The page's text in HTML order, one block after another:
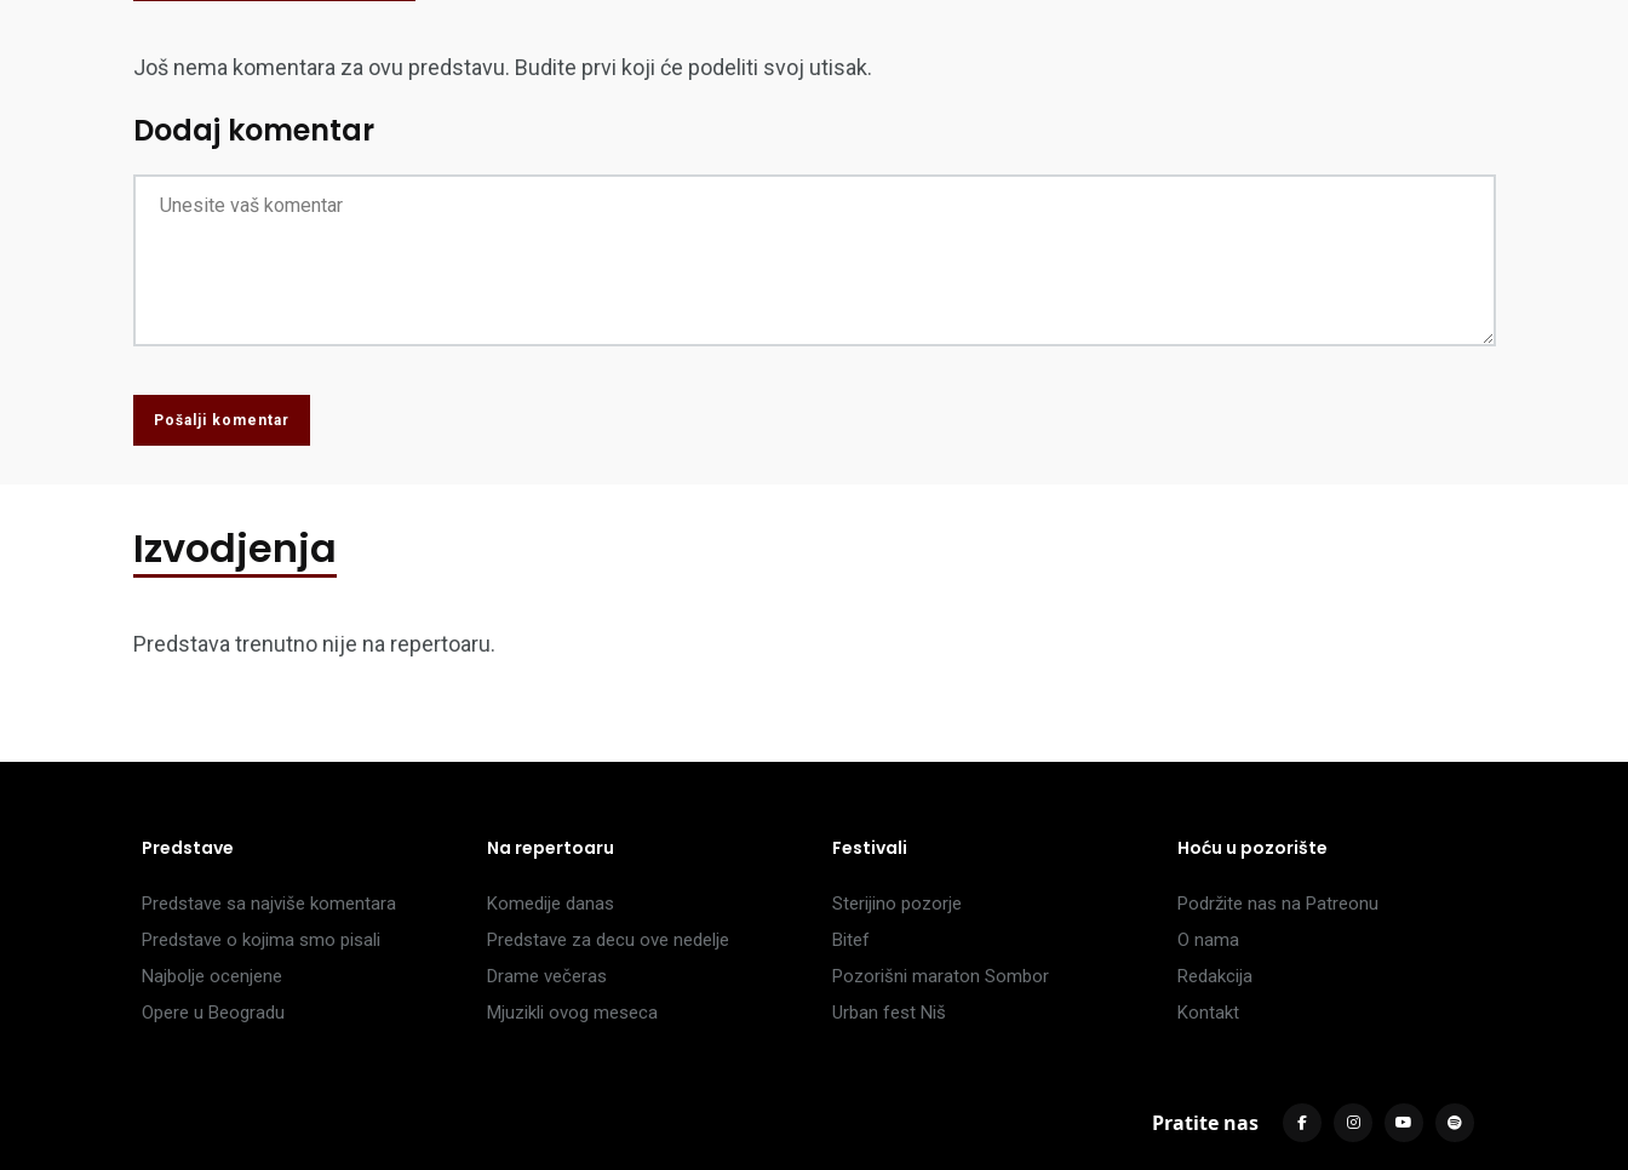
Još nema komentara za ovu predstavu. Budite prvi koji će podeliti svoj utisak.
Dodaj komentar
Pošalji komentar
Izvodjenja
Predstava trenutno nije na repertoaru.
Predstave
Predstave sa najviše komentara
Predstave o kojima smo pisali
Najbolje ocenjene
Opere u Beogradu
Na repertoaru
Komedije danas
Predstave za decu ove nedelje
Drame večeras
Mjuzikli ovog meseca
Festivali
Sterijino pozorje
Bitef
Pozorišni maraton Sombor
Urban fest Niš
Hoću u pozorište
Podržite nas na Patreonu
O nama
Redakcija
Kontakt
Pratite nas